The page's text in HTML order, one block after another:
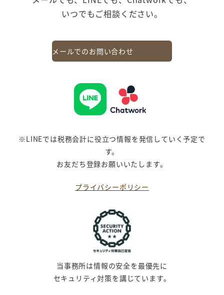
いつでもご相談ください。
メールでのお問い合わせ
※LINEでは税務会計に役立つ情報を発信していく予定で
す。
お友だち登録お願いいたします。
プライバシーポリシー
当事務所は情報の安全を最優先に
セキュリティ対策を講じています。